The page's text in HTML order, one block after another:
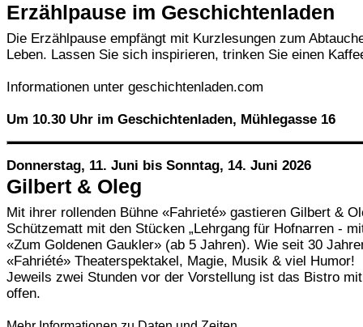
Erzählpause im Geschichtenladen
Die Erzählpause empfängt mit Kurzlesungen zum
Leben. Lassen Sie sich inspirieren, trinken Sie einen
Informationen unter geschichtenladen.com
Um 10.30 Uhr im Geschichtenladen, Mühlegasse 16
Donnerstag, 11. Juni bis Sonntag, 14. Juni 2026
Gilbert & Oleg
Mit ihrer rollenden Bühne «Fahrieté» gastieren Gilbert &
Schützematt mit den Stücken „Lehrgang für Hofnarren -
«Zum Goldenen Gaukler» (ab 5 Jahren). Wie seit 30
«Fahriété» Theaterspektakel, Magie, Musik & viel Humor!
Jeweils zwei Stunden vor der Vorstellung ist das Bistro
offen.